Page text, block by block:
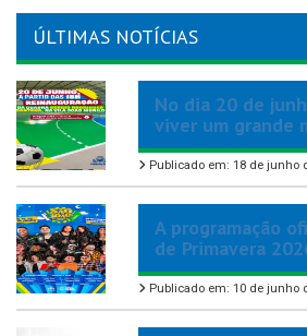
ÚLTIMAS NOTÍCIAS
No dia 20 de
viver um grande
Publicado em: 18 de junho
A programação
de Primavera
Publicado em: 10 de junho